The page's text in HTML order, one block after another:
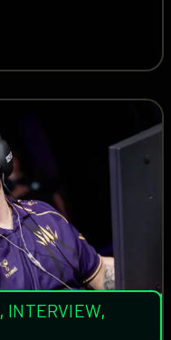
, INTERVIEW,